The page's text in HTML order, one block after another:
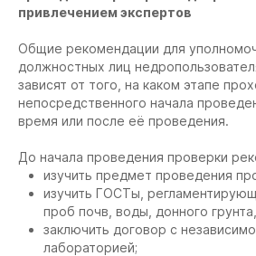
привлечением экспертов
Общие рекомендации для
должностных лиц
зависят от того, на каком этапе
непосредственного начала
время или после её проведения.
До начала проведения проверки
изучить предмет проведения
изучить ГОСТы,
проб почв, воды, донного
заключить договор с
лабораторией;